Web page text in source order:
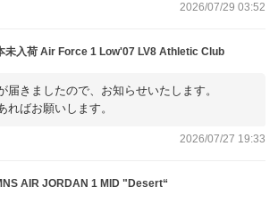
2026/07/29 03:52
入荷 Air Force 1 Low'07 LV8 Athletic Club
届きましたので、お知らせいたします。
ればお願いします。
2026/07/27 19:33
AIR JORDAN 1 MID "Desert“